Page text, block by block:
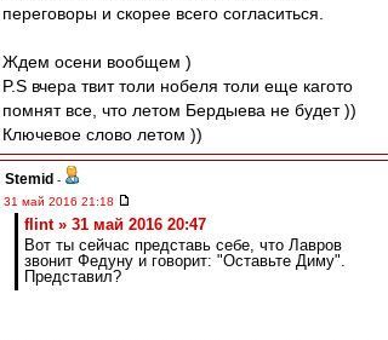
переговоры и скорее всего согласиться.
Ждем осени вообщем )
P.S вчера твит толи нобеля толи еще кагото
помнят все, что летом Бердыева не будет ))
Ключевое слово летом ))
Stemid -
31 май 2016 21:18
flint » 31 май 2016 20:47
Вот ты сейчас представь себе, что Лавров
звонит Федуну и говорит: "Оставьте Диму".
Представил?